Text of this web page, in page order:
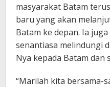
masyarakat Batam
baru yang akan
Batam ke depan. Ia
senantiasa melindungi
Nya kepada Batam dan
“Marilah kita bersama-